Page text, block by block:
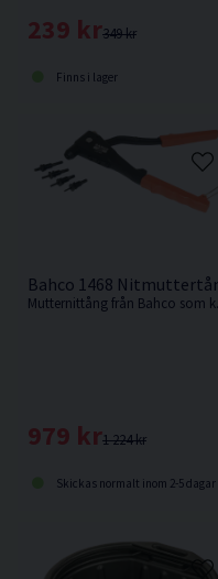
349 kr
239 kr
Finns i lager
Bahco 1468
1 224 kr
979 kr
Skickas normalt inom 2-5 dagar